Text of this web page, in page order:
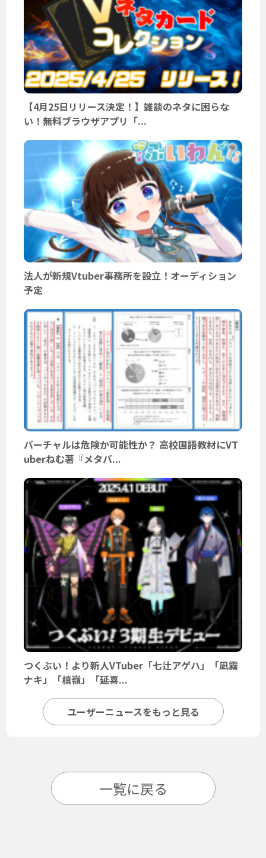
【4月25日リリース決定！】雑談のネタに困らな
い！無料ブラウザアプリ「...
法人が新規Vtuber事務所を設立！オーディション
予定
バーチャルは危険か可能性か？ 高校国語教材にVT
uberねむ著『メタバ...
つくぶい！より新人VTuber「七辻アゲハ」「凪霧
ナキ」「槙嶺」「延喜...
ユーザーニュースをもっと見る
一覧に戻る